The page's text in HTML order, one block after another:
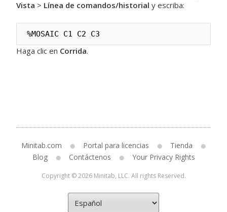
Vista > Línea de comandos/historial y escriba:
%MOSAIC C1 C2 C3
Haga clic en Corrida.
Minitab.com Portal para licencias
Tienda
Blog
Contáctenos Your Privacy Rights
Copyright © 2026 Minitab, LLC. All rights Reserved.